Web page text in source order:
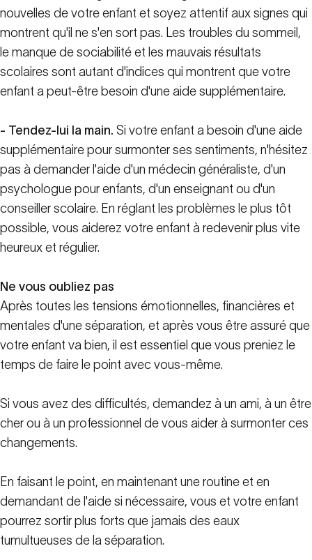
nouvelles de votre enfant et soyez attentif aux signes qui
montrent qu'il ne s'en sort pas. Les troubles du sommeil,
le manque de sociabilité et les mauvais résultats
scolaires sont autant d'indices qui montrent que votre
enfant a peut-être besoin d'une aide supplémentaire.
- Tendez-lui la main. Si votre enfant a besoin d'une aide
supplémentaire pour surmonter ses sentiments, n'hésitez
pas à demander l'aide d'un médecin généraliste, d'un
psychologue pour enfants, d'un enseignant ou d'un
conseiller scolaire. En réglant les problèmes le plus tôt
possible, vous aiderez votre enfant à redevenir plus vite
heureux et régulier.
Ne vous oubliez pas
Après toutes les tensions émotionnelles, financières et
mentales d'une séparation, et après vous être assuré que
votre enfant va bien, il est essentiel que vous preniez le
temps de faire le point avec vous-même.
Si vous avez des difficultés, demandez à un ami, à un être
cher ou à un professionnel de vous aider à surmonter ces
changements.
En faisant le point, en maintenant une routine et en
demandant de l'aide si nécessaire, vous et votre enfant
pourrez sortir plus forts que jamais des eaux
tumultueuses de la séparation.